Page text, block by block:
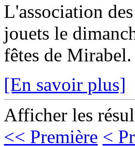
L'association
jouets le
fêtes de
[En savoir plus]
Afficher les
<< Première <